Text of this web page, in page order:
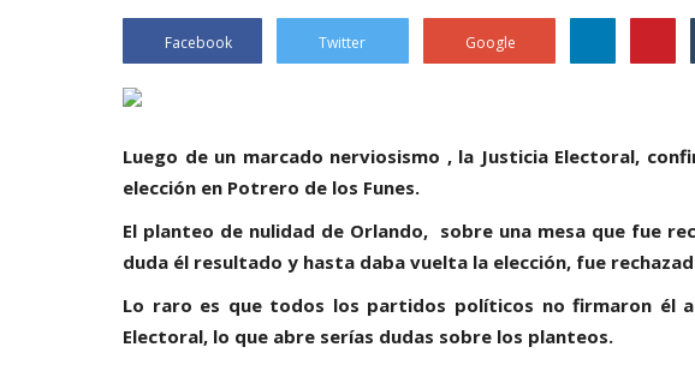
Facebook Twitter Google
Luego de un marcado nerviosismo , la Justicia Electoral,
elección en Potrero de los Funes.
El planteo de nulidad de Orlando, sobre una mesa que fue
duda él resultado y hasta daba vuelta la elección, fue
Lo raro es que todos los partidos políticos no firmaron él
Electoral, lo que abre serías dudas sobre los planteos.